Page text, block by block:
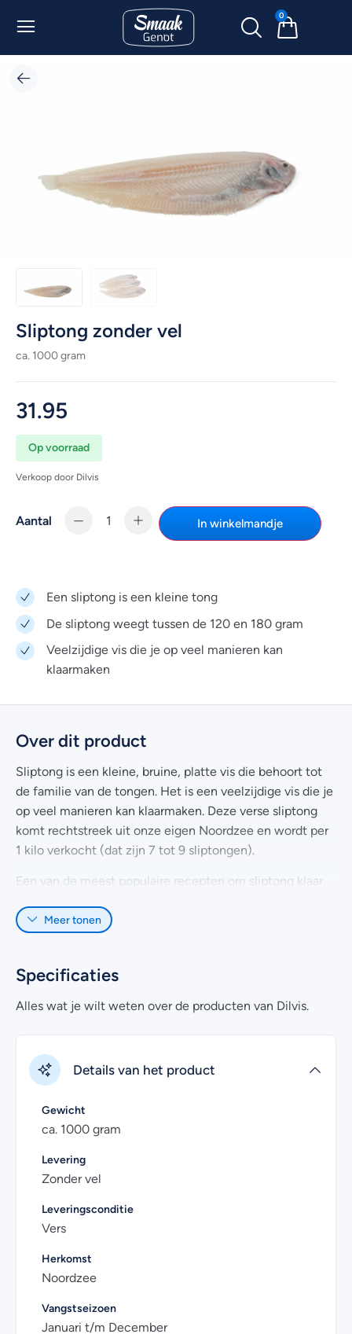
0
Sliptong zonder vel
ca. 1000 gram
31.95
Op voorraad
Verkoop door Dilvis
Aantal In winkelmandje
Een sliptong is een kleine tong
De sliptong weegt tussen de 120 en 180 gram
Veelzijdige vis die je op veel manieren kan
klaarmaken
Over dit product
Sliptong is een kleine, bruine, platte vis die behoort tot
de familie van de tongen. Het is een veelzijdige vis die je
op veel manieren kan klaarmaken. Deze verse sliptong
komt rechtstreek uit onze eigen Noordzee en wordt per
1 kilo verkocht (dat zijn 7 tot 9 sliptongen).
Een van de meest populaire recepten om sliptong klaar
er een mooi goudbruin korstje ontstaat. Naast het bakken
gestoomd of verwerkt in een vissoep smaakt namelijk
ook verrukkelijk.
verpakt en uitstekend gekoeld geleverd. Je kunt de verse
vis 5 dagen in de koelkast en minimaal 3 maanden in de
diepvries bewaren.
Heb je nog vragen over het online kopen van verse
sliptong? Kijk dan eens bij de
Uiteraard kan je voor meer informatie ook contact met
Meer tonen
Specificaties
Alles wat je wilt weten over de producten van Dilvis.
Details van het product
Gewicht
ca. 1000 gram
Levering
Zonder vel
Leveringsconditie
Vers
Herkomst
Noordzee
Vangstseizoen
Januari t/m December